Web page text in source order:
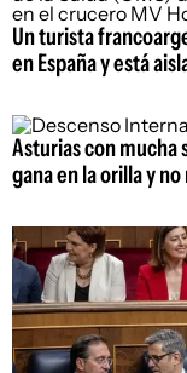
Un turista
en España y está
Asturias con mucha
gana en la orilla y